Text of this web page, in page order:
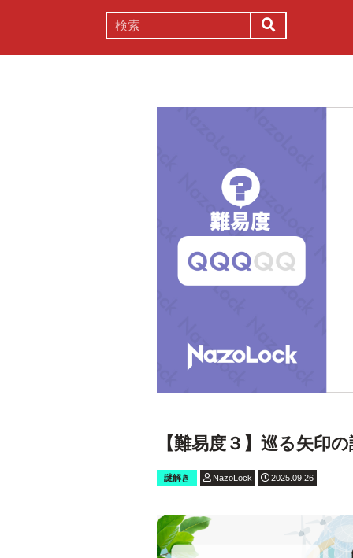
【難易度３】巡る矢印
謎解き NazoLock 2025.09.26